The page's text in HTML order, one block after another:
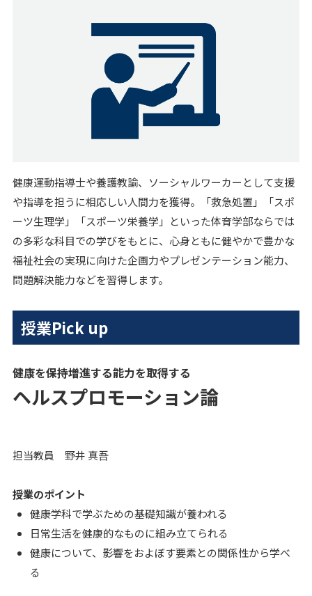
健康運動指導士や養護教諭、ソーシャルワーカーとして支援
や指導を担うに相応しい人間力を獲得。「救急処置」「スポ
ーツ生理学」「スポーツ栄養学」といった体育学部ならでは
の多彩な科目での学びをもとに、心身ともに健やかで豊かな
福祉社会の実現に向けた企画力やプレゼンテーション能力、
問題解決能力などを習得します。
授業Pick up
健康を保持増進する能力を取得する
ヘルスプロモーション論
担当教員 野井 真吾
授業のポイント
健康学科で学ぶための基礎知識が養われる
日常生活を健康的なものに組み立てられる
健康について、影響をおよぼす要素との関係性から学べ
る